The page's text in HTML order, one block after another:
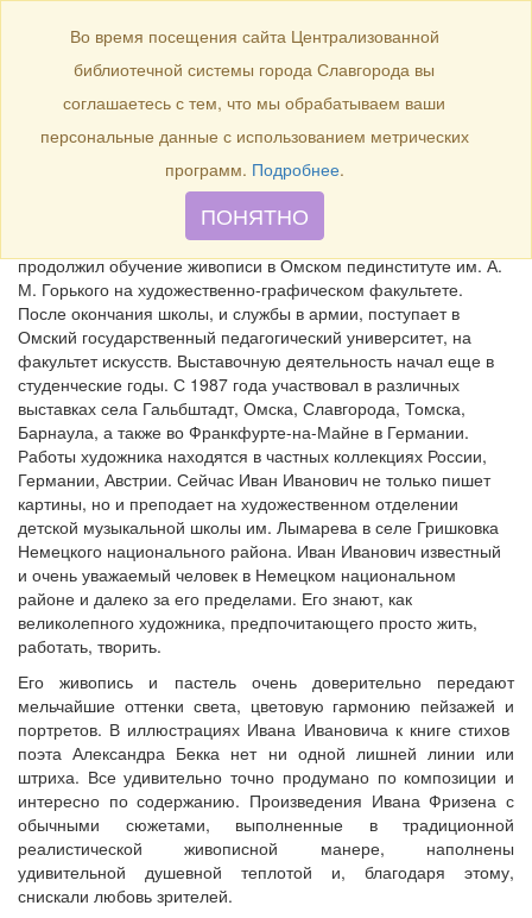
Toggle
navigation
БИБЛИОТЕКА
Фризен Иван Иванович
Иван Иванович Фризен родился 23 ноября 1964 года в селе
Пановка Славгородского района Алтайского края. Окончив
художественную школу в селе Подсосново в 1981 году,
продолжил обучение живописи в Омском пединституте им. А.
М. Горького на художественно-графическом факультете.
После окончания школы, и службы в армии, поступает в
Омский государственный педагогический университет, на
факультет искусств. Выставочную деятельность начал еще в
студенческие годы. С 1987 года участвовал в различных
выставках села Гальбштадт, Омска, Славгорода, Томска,
Барнаула, а также во Франкфурте-на-Майне в Германии.
Работы художника находятся в частных коллекциях России,
Германии, Австрии. Сейчас Иван Иванович не только пишет
картины, но и преподает на художественном отделении
детской музыкальной школы им. Лымарева в селе Гришковка
Немецкого национального района. Иван Иванович известный
и очень уважаемый человек в Немецком национальном
районе и далеко за его пределами. Его знают, как
великолепного художника, предпочитающего просто жить,
работать, творить.
Его живопись и пастель очень доверительно передают
мельчайшие оттенки света, цветовую гармонию пейзажей и
портретов. В иллюстрациях Ивана Ивановича к книге стихов
поэта Александра Бекка нет ни одной лишней линии или
штриха. Все удивительно точно продумано по композиции и
интересно по содержанию. Произведения Ивана Фризена с
обычными сюжетами, выполненные в традиционной
реалистической живописной манере, наполнены
удивительной душевной теплотой и, благодаря этому,
снискали любовь зрителей.
Во время посещения сайта Централизованной
библиотечной системы города Славгорода вы
соглашаетесь с тем, что мы обрабатываем ваши
персональные данные с использованием метрических
программ. Подробнее.
ПОНЯТНО